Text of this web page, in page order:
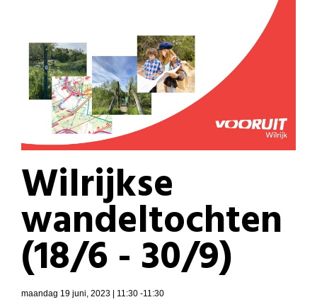
Wilrijkse
wandeltochten
(18/6 - 30/9)
maandag 19 juni, 2023 | 11:30 -11:30